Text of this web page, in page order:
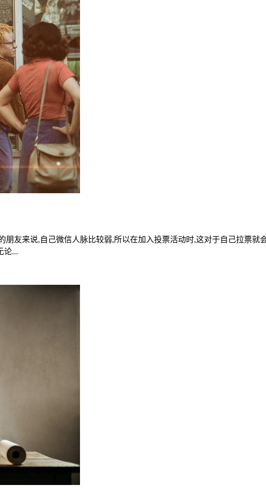
友来说,自己微信人脉比较弱,所以在加入投票活动时,这对于自己拉票就
论...